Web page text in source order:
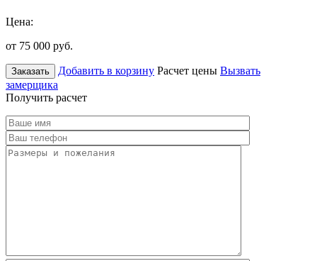
Цена:
от 75 000 руб.
Заказать Добавить в корзину Расчет цены Вызвать
замерщика
Получить расчет